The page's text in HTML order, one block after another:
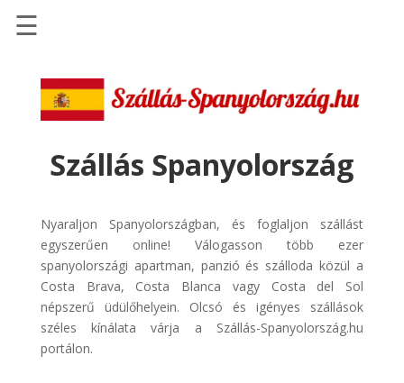
Szállások
Szállásinfo.eu
Repülőjegy
Autóbérlés
Discover
Cars
Transzfer
☰
Szállás Spanyolország
Nyaraljon Spanyolországban, és foglaljon szállást
egyszerűen online! Válogasson több ezer
spanyolországi apartman, panzió és szálloda közül a
Costa Brava, Costa Blanca vagy Costa del Sol
népszerű üdülőhelyein. Olcsó és igényes szállások
széles kínálata várja a Szállás-Spanyolország.hu
portálon.